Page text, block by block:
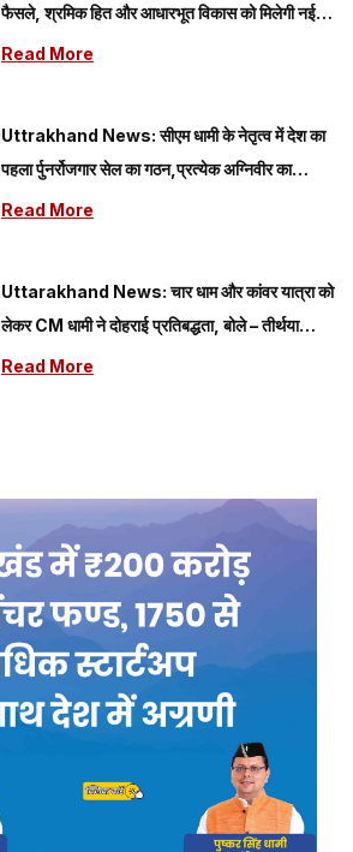
फैसले, श्रमिक हित और आधारभूत विकास को मिलेगी नई
गति
Read More
Uttrakhand News: सीएम धामी के नेतृत्व में देश का
पहला र्पुनर्रोजगार सेल का गठन,प्रत्येक अग्निवीर का
रोजगार
Read More
Uttarakhand News: चार धाम और कांवर यात्रा को
लेकर CM धामी ने दोहराई प्रतिबद्धता, बोले – तीर्थयात्रियों
की सुरक्षा...
Read More